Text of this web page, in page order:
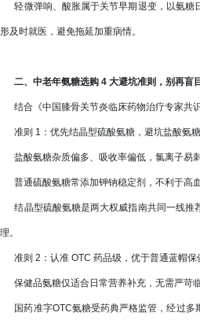
轻微弹响、酸胀属于关节早期退变，以氨糖
形及时就医，避免拖延加重病情。
二、中老年氨糖选购 4 大避坑准则，别再盲
结合《中国膝骨关节炎临床药物治疗专家共
准则 1：优先结晶型硫酸氨糖，避坑盐酸氨糖
盐酸氨糖杂质偏多、吸收率偏低，氯离子易
普通硫酸氨糖常添加钾钠稳定剂，不利于高
结晶型硫酸氨糖是两大权威指南共同一线推
理。
准则 2：认准 OTC 药品级，优于普通蓝帽保
保健品氨糖仅适合日常营养补充，无需严苛
国药准字OTC氨糖受药典严格监管，经过多